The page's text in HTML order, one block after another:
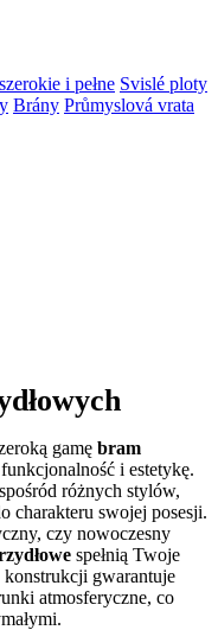
i pełne Svislé ploty
Brány Průmyslová vrata
gamę bram
i estetykę.
różnych stylów,
charakteru swojej posesji.
czy nowoczesny
spełnią Twoje
gwarantuje
atmosferyczne, co